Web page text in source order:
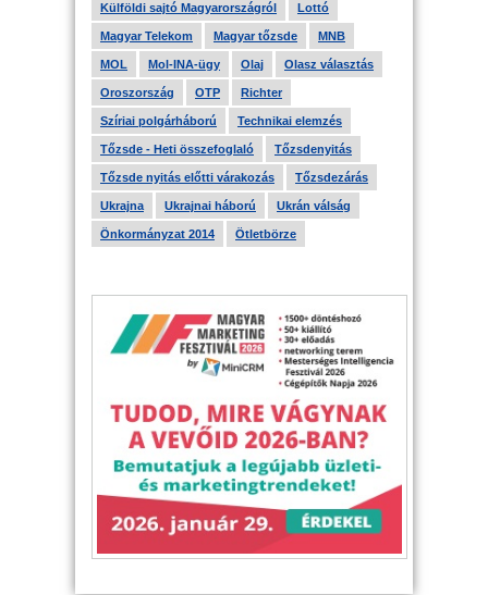
Külföldi sajtó Magyarországról Lottó
Magyar Telekom Magyar tőzsde MNB
MOL Mol-INA-ügy Olaj Olasz választás
Oroszország OTP Richter
Szíriai polgárháború Technikai elemzés
Tőzsde - Heti összefoglaló Tőzsdenyitás
Tőzsde nyitás előtti várakozás Tőzsdezárás
Ukrajna Ukrajnai háború Ukrán válság
Önkormányzat 2014 Ötletbörze